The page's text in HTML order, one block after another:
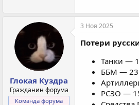
Глокая Куздра
Гражданин форума
Команда форума
3 Ноя 2025
Потери
Танки —
ББМ —
РСЗО —